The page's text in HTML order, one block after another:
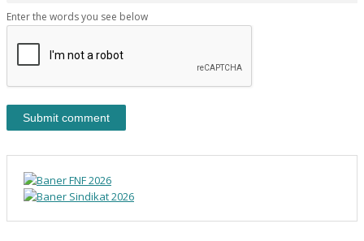
Enter the words you see below